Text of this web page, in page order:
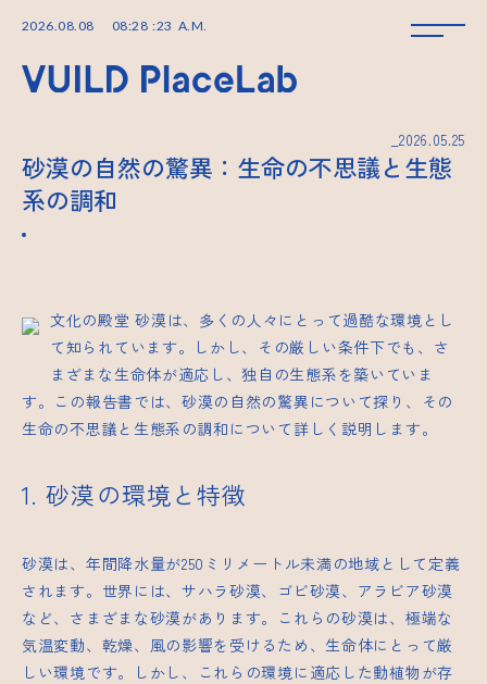
2026.08.08 08:28 :23 A.M.
_2026.05.25
砂漠の自然の驚異：生命の不思議と生態
系の調和
文化の殿堂 砂漠は、多くの人々にとって過酷な環境とし
て知られています。しかし、その厳しい条件下でも、さ
まざまな生命体が適応し、独自の生態系を築いていま
す。この報告書では、砂漠の自然の驚異について探り、その
生命の不思議と生態系の調和について詳しく説明します。
1. 砂漠の環境と特徴
砂漠は、年間降水量が250ミリメートル未満の地域として定義
されます。世界には、サハラ砂漠、ゴビ砂漠、アラビア砂漠
など、さまざまな砂漠があります。これらの砂漠は、極端な
気温変動、乾燥、風の影響を受けるため、生命体にとって厳
しい環境です。しかし、これらの環境に適応した動植物が存